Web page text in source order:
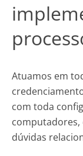
Atuamos em
com toda
dúvidas